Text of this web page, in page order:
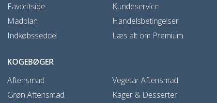
Favoritside
Madplan
Indkøbsseddel
Kundeservice
Handelsbetingelser
Læs alt om Premium
KOGEBØGER
Aftensmad
Grøn Aftensmad
Vegetar Aftensmad
Kager & Desserter